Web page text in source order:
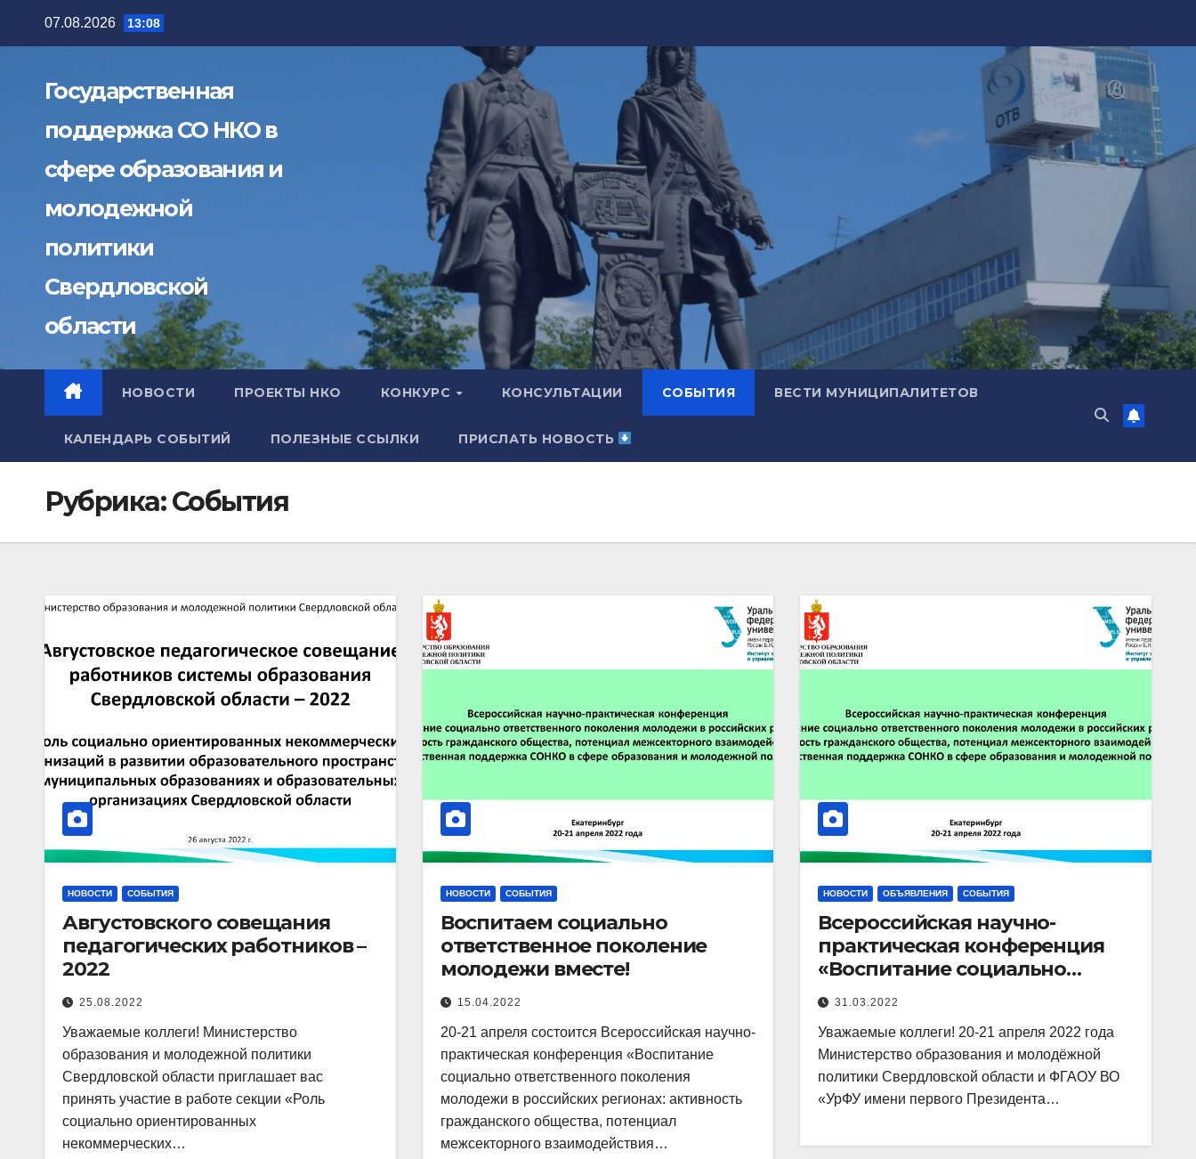
07.08.2026 13:08
Государственная
поддержка СО НКО в
сфере образования и
молодежной
политики
Свердловской
области
НОВОСТИ ПРОЕКТЫ НКО КОНКУРС КОНСУЛЬТАЦИИ СОБЫТИЯ ВЕСТИ МУНИЦИПАЛИТЕТОВ
КАЛЕНДАРЬ СОБЫТИЙ ПОЛЕЗНЫЕ ССЫЛКИ ПРИСЛАТЬ НОВОСТЬ
Рубрика:События
НОВОСТИ СОБЫТИЯ
Августовского совещания
педагогических работников –
2022
25.08.2022
Уважаемые коллеги! Министерство
образования и молодежной политики
Свердловской области приглашает вас
принять участие в работе секции «Роль
социально ориентированных
некоммерческих…
НОВОСТИ СОБЫТИЯ
Воспитаем социально
ответственное поколение
молодежи вместе!
15.04.2022
20-21 апреля состоится Всероссийская научно-
практическая конференция «Воспитание
социально ответственного поколения
молодежи в российских регионах: активность
гражданского общества, потенциал
межсекторного взаимодействия…
НОВОСТИ ОБЪЯВЛЕНИЯ СОБЫТИЯ
Всероссийская научно-
практическая конференция
«Воспитание социально
ответственного поколения
молодежи в российских
регионах»
31.03.2022
Уважаемые коллеги! 20-21 апреля 2022 года
Министерство образования и молодёжной
политики Свердловской области и ФГАОУ ВО
«УрФУ имени первого Президента…